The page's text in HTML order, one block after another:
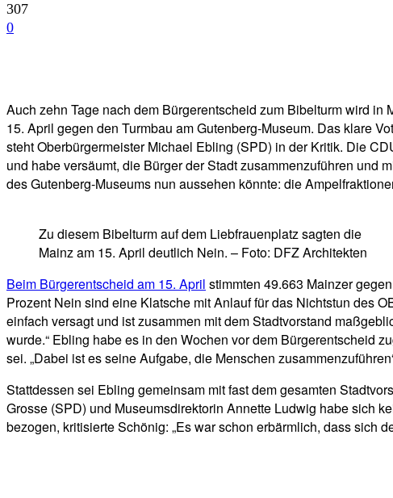
307
0
Auch zehn Tage nach dem Bürgerentscheid zum Bibelturm wird
15. April gegen den Turmbau am Gutenberg-Museum. Das klare
steht Oberbürgermeister Michael Ebling (SPD) in der Kritik. Die
und habe versäumt, die Bürger der Stadt zusammenzuführen und
des Gutenberg-Museums nun aussehen könnte: die
Zu diesem Bibelturm auf dem Liebfrauenplatz sagten die
Mainz am 15. April deutlich Nein. – Foto: DFZ Architekten
Beim Bürgerentscheid am 15. April stimmten 49.663 Mainzer
Prozent Nein sind eine Klatsche mit Anlauf für das Nichtstun des
einfach versagt und ist zusammen mit dem Stadtvorstand
wurde.“ Ebling habe es in den Wochen vor dem Bürgerentscheid
sei. „Dabei ist es seine Aufgabe, die Menschen
Stattdessen sei Ebling gemeinsam mit fast dem gesamten
Grosse (SPD) und Museumsdirektorin Annette Ludwig habe sich
bezogen, kritisierte Schönig: „Es war schon erbärmlich, dass sich